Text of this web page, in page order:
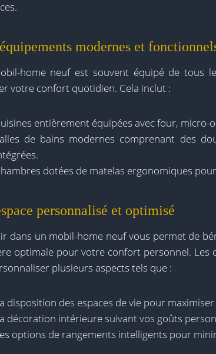
modernes et
home neuf est souvent équipé de tous
votre confort quotidien. Cela inclut :
entièrement équipées avec four, micro-
de bains modernes comprenant des
dotées de matelas ergonomiques
personnalisé et optimisé
dans un mobil-home neuf vous permet de
optimale pour votre confort personnel.
plusieurs aspects tels que :
disposition des espaces de vie pour maximiser
décoration intérieure suivant vos goûts
options de rangements intelligents pour